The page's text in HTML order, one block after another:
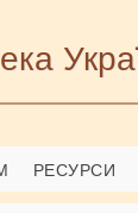
РЕСУРСИ